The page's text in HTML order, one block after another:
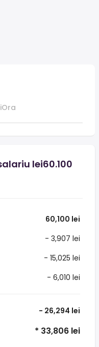
Ora
lei60.100
60,100 lei
- 3,907 lei
- 15,025 lei
- 6,010 lei
- 26,294 lei
* 33,806 lei